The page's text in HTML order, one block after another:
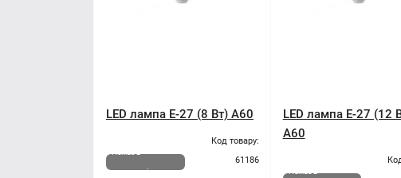
LED лампа E-27 (8 Вт) A60
Немає в
наявності
Код товару:
61186
LED лампа E-27 (12
A60
Немає в